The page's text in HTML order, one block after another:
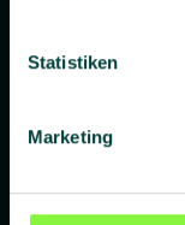
Statistiken
Marketing
Blog